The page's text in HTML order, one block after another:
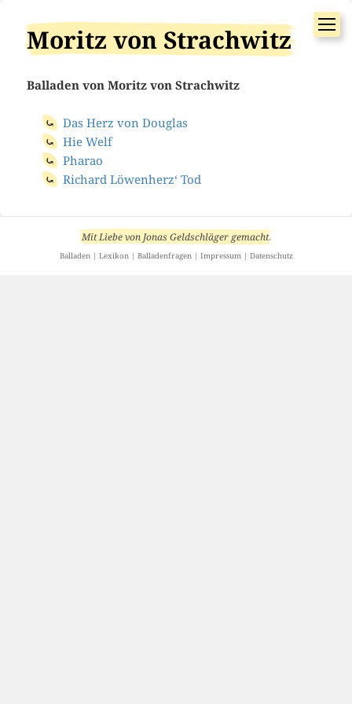
Moritz von Strachwitz
Balladen von Moritz von Strachwitz
Das Herz von Douglas
Hie Welf
Pharao
Richard Löwenherz‘ Tod
Mit Liebe von Jonas Geldschlägergemacht.
Balladen| Lexikon| Balladenfragen| Impressum| Datenschutz